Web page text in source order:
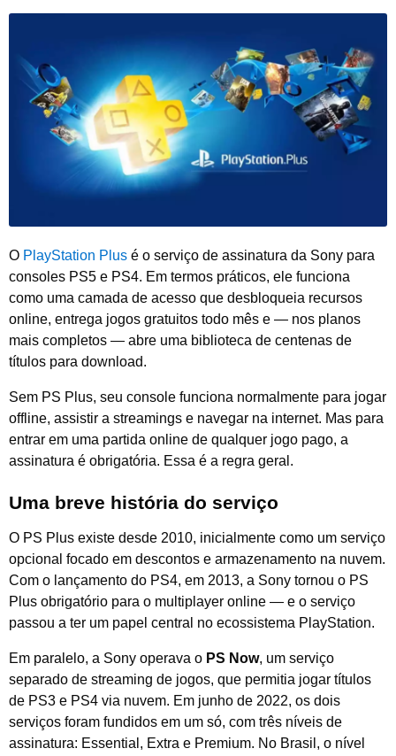
O PlayStation Plus é o serviço de assinatura da Sony para
consoles PS5 e PS4. Em termos práticos, ele funciona
como uma camada de acesso que desbloqueia recursos
online, entrega jogos gratuitos todo mês e — nos planos
mais completos — abre uma biblioteca de centenas de
títulos para download.
Sem PS Plus, seu console funciona normalmente para jogar
offline, assistir a streamings e navegar na internet. Mas para
entrar em uma partida online de qualquer jogo pago, a
assinatura é obrigatória. Essa é a regra geral.
Uma breve história do serviço
O PS Plus existe desde 2010, inicialmente como um serviço
opcional focado em descontos e armazenamento na nuvem.
Com o lançamento do PS4, em 2013, a Sony tornou o PS
Plus obrigatório para o multiplayer online — e o serviço
passou a ter um papel central no ecossistema PlayStation.
Em paralelo, a Sony operava o PS Now, um serviço
separado de streaming de jogos, que permitia jogar títulos
de PS3 e PS4 via nuvem. Em junho de 2022, os dois
serviços foram fundidos em um só, com três níveis de
assinatura: Essential, Extra e Premium. No Brasil, o nível